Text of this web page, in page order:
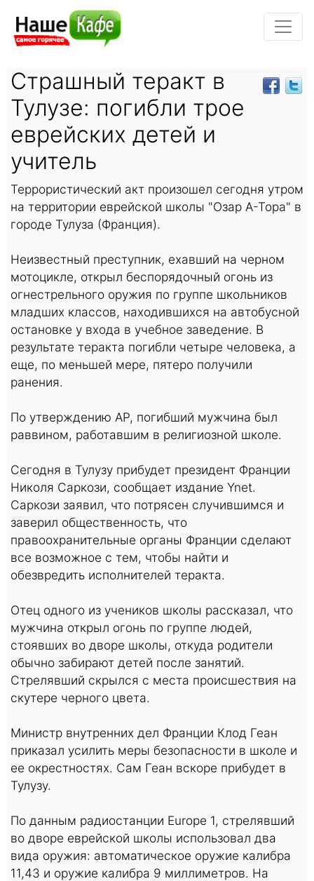
Страшный теракт в
Тулузе: погибли трое
еврейских детей и
учитель
Террористический акт произошел сегодня утром
на территории еврейской школы "Озар А-Тора" в
городе Тулуза (Франция).
Неизвестный преступник, ехавший на черном
мотоцикле, открыл беспорядочный огонь из
огнестрельного оружия по группе школьников
младших классов, находившихся на автобусной
остановке у входа в учебное заведение. В
результате теракта погибли четыре человека, а
еще, по меньшей мере, пятеро получили
ранения.
По утверждению AP, погибший мужчина был
раввином, работавшим в религиозной школе.
Сегодня в Тулузу прибудет президент Франции
Николя Саркози, сообщает издание Ynet.
Саркози заявил, что потрясен случившимся и
заверил общественность, что
правоохранительные органы Франции сделают
все возможное с тем, чтобы найти и
обезвредить исполнителей теракта.
Отец одного из учеников школы рассказал, что
мужчина открыл огонь по группе людей,
стоявших во дворе школы, откуда родители
обычно забирают детей после занятий.
Стрелявший скрылся с места происшествия на
скутере черного цвета.
Министр внутренних дел Франции Клод Геан
приказал усилить меры безопасности в школе и
ее окрестностях. Сам Геан вскоре прибудет в
Тулузу.
По данным радиостанции Europe 1, стрелявший
во дворе еврейской школы использовал два
вида оружия: автоматическое оружие калибра
11,43 и оружие калибра 9 миллиметров. На